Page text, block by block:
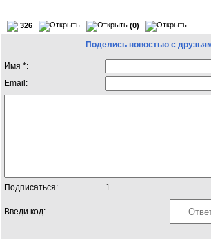
326 (0)
Поделись новостью с
Имя *:
Email:
Подписаться: 1
Введи код: